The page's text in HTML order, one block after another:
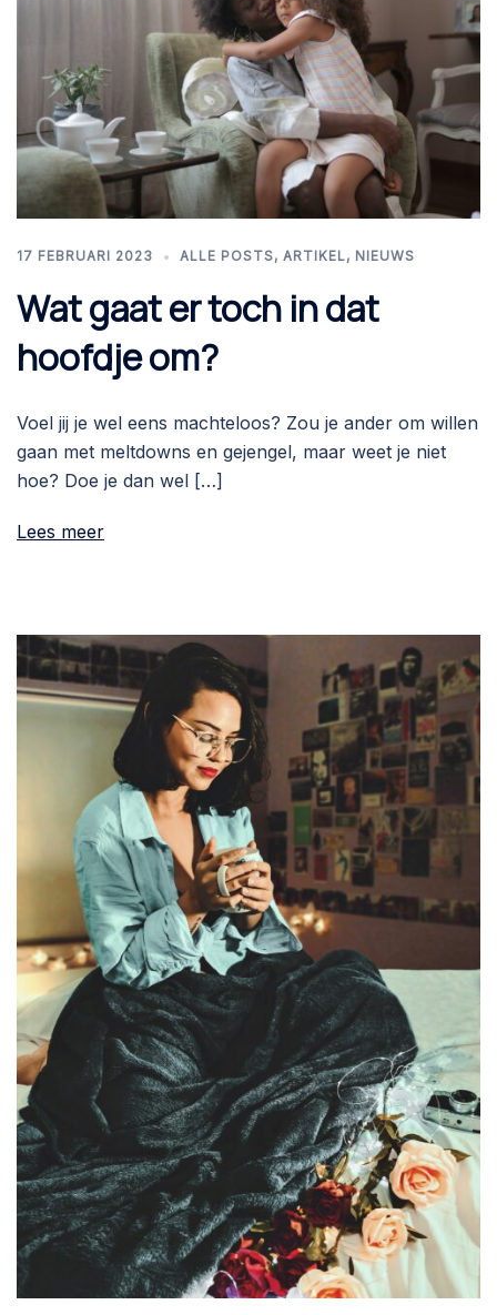
17 FEBRUARI 2023 ALLE POSTS, ARTIKEL, NIEUWS
Wat gaat er toch in dat
hoofdje om?
Voel jij je wel eens machteloos? Zou je ander om willen
gaan met meltdowns en gejengel, maar weet je niet
hoe? Doe je dan wel […]
Lees meer